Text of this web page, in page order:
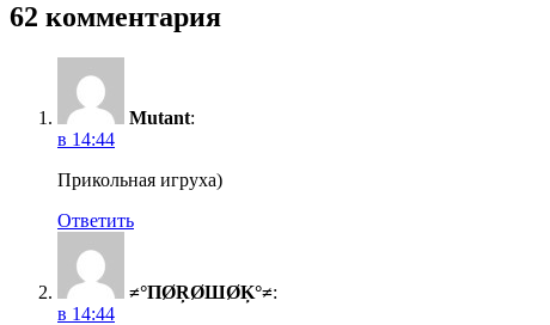
62 комментария
Mutant:
в 14:44
Прикольная игруха)
Ответить
≠°ПØŖØШØĶ°≠:
в 14:44